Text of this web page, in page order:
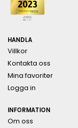
HANDLA
Villkor
Kontakta oss
Mina favoriter
Logga in
INFORMATION
Om oss